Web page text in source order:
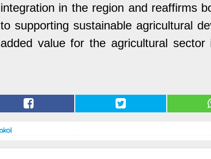
integration in the region and reaffirms
to supporting sustainable agricultural
added value for the agricultural